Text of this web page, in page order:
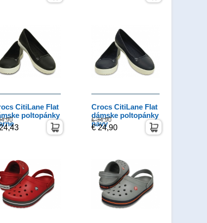
CitiLane Flat
poltopánky
Crocs CitiLane Flat
dámske poltopánky
navy
€ 34,90
€ 24,90